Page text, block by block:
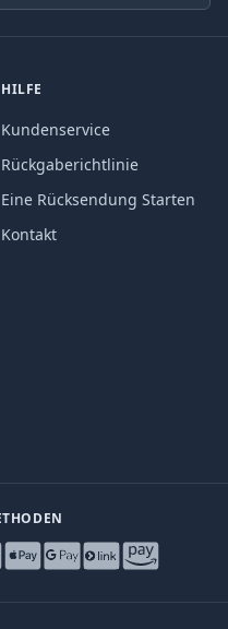
HILFE
Kundenservice
Rückgaberichtlinie
Eine Rücksendung Starten
Kontakt